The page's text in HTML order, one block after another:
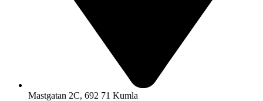
Mastgatan 2C, 692 71 Kumla